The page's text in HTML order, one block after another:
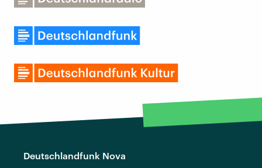
Deutschlandfunk Nova